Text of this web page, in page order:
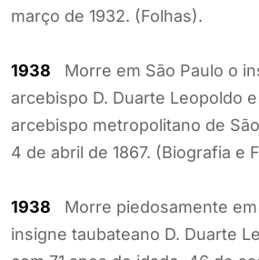
março de 1932. (Folhas).
1938 Morre em São Paulo o
arcebispo D. Duarte Leopoldo e
arcebispo metropolitano de
4 de abril de 1867. (Biografia e
1938 Morre piedosamente em
insigne taubateano D. Duarte